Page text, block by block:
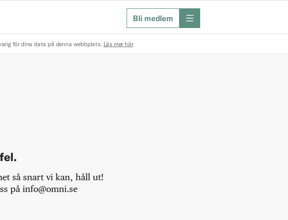
Bli medlem meny
för dina data på denna webbplats. Läs mer här
så snart vi kan, håll ut!
på info@omni.se